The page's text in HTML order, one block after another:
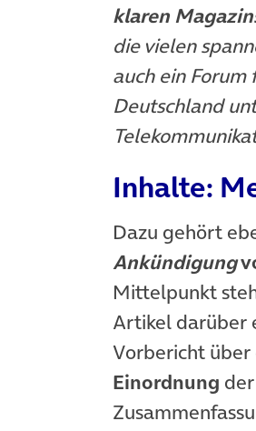
klaren
die vielen
auch ein
Deutschland
Inhalte:
Dazu gehört
Ankündigung
Mittelpunkt
Artikel darüber
Vorbericht über
Einordnung